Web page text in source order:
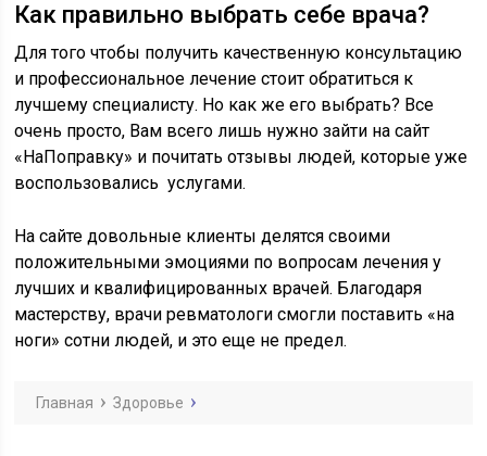
Как правильно выбрать себе врача?
Для того чтобы получить качественную консультацию
и профессиональное лечение стоит обратиться к
лучшему специалисту. Но как же его выбрать? Все
очень просто, Вам всего лишь нужно зайти на сайт
«НаПоправку» и почитать отзывы людей, которые уже
воспользовались услугами.
На сайте довольные клиенты делятся своими
положительными эмоциями по вопросам лечения у
лучших и квалифицированных врачей. Благодаря
мастерству, врачи ревматологи смогли поставить «на
ноги» сотни людей, и это еще не предел.
Главная Здоровье